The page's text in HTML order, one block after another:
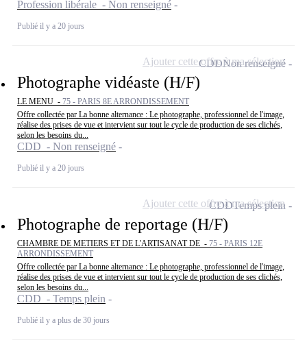
Profession libérale - Non renseigné
Publié il y a 20 jours
Photographe vidéaste (H/F)
LE MENU - 75 - PARIS 8E ARRONDISSEMENT
Offre collectée par La bonne alternance : Le photographe, professionnel de l'image,
réalise des prises de vue et intervient sur tout le cycle de production de ses clichés,
selon les besoins du...
CDD - Non renseigné
Publié il y a 20 jours
CDDNon renseigné
Ajouter cette offre à ma sélection
Photographe de reportage (H/F)
CHAMBRE DE METIERS ET DE L'ARTISANAT DE - 75 - PARIS 12E
ARRONDISSEMENT
Offre collectée par La bonne alternance : Le photographe, professionnel de l'image,
réalise des prises de vue et intervient sur tout le cycle de production de ses clichés,
selon les besoins du...
CDD - Temps plein
Publié il y a plus de 30 jours
CDDTemps plein
Ajouter cette offre à ma sélection